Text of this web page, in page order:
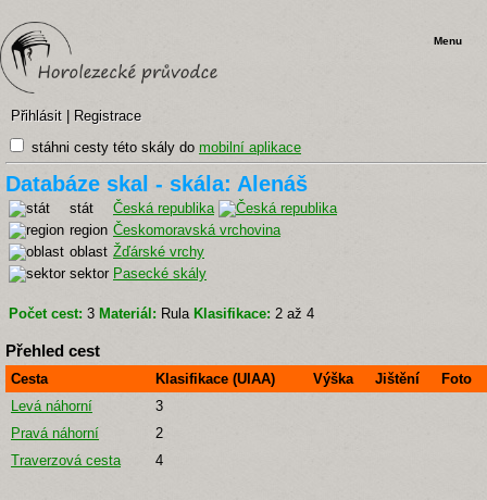
Přihlásit Registrace
Menu
stáhni cesty této skály do mobilní aplikace
Databáze skal - skála: Alenáš
stát
Česká republika
region Českomoravská vrchovina
oblast Žďárské vrchy
sektor Pasecké skály
Počet cest: 3 Materiál: Rula Klasifikace: 2 až 4
Přehled cest
Cesta Klasifikace (UIAA) Výška Jištění
Foto
Levá náhorní
3
Pravá náhorní
2
Traverzová cesta
4